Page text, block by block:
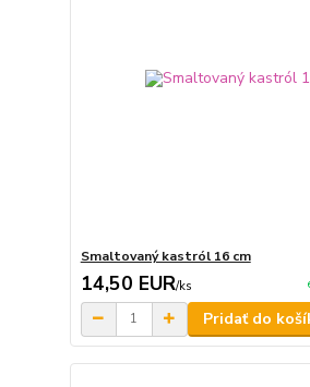
Smaltovaný kastról 16 cm
14,50 EUR/ks
Pridať do